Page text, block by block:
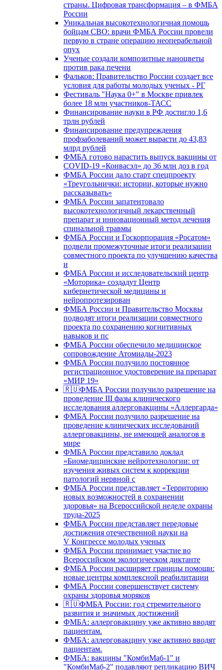
страны. Цифровая трансформация – в ФМБА
России
Уникальная высокотехнологичная помощь
бойцам СВО: врачи ФМБА России провели
первую в стране операцию неоперабельной
опух
Ученые создали композитные наноцветы
против рака печени
Фальков: Правительство России создает все
условия для работы молодых ученых - РГ
Фестиваль "Наука 0+" в Москве привлек
более 18 млн участников-ТАСС
Финансирование науки в РФ достигло 1,6
трлн рублей
Финансирование предупреждения
профзаболеваний может вырасти до 43,83
млрд рублей
ФМБА готово нарастить выпуск вакцины от
COVID-19 «Конвасэл» до 36 млн доз в год
ФМБА России дало старт спецпроекту
«Треугольнички: истории, которые нужно
рассказывать»
ФМБА России запатентовало
высокотехнологичный лекарственный
препарат и инновационный метод лечения
спинальной травмы
ФМБА России и Госкорпорация «Росатом»
подвели промежуточные итоги реализации
совместного проекта по улучшению качества
и
ФМБА России и исследовательский центр
«Моторика» создадут Центр
кибернетической медицины и
нейропротезирован
ФМБА России и Правительство Москвы
подводят итоги реализации совместного
проекта по сохранению когнитивных
навыков и пс
ФМБА России обеспечило медицинское
сопровождение Атомиады-2023
ФМБА России получило постоянное
регистрационное удостоверение на препарат
«МИР 19»
🇷🇺ФМБА России получило разрешение на
проведение III фазы клинического
исследования аллерговакцины «Аллергарда»
ФМБА России получило разрешение на
проведение клинических исследований
аллерговакцины, не имеющей аналогов в
мире
ФМБА России представило доклад
«Биомедицинские нейротехнологии: от
изучения живых систем к коррекции
патологий нервной с
ФМБА России представляет «Территорию
новых возможностей в сохранении
здоровья» на Всероссийской неделе охраны
труда-2025
ФМБА России представляет передовые
достижения отечественной науки на
V Конгрессе молодых ученых
ФМБА России принимает участие во
Всероссийском экологическом диктанте
ФМБА России расширяет границы помощи:
новые центры комплексной реабилитации
ФМБА России совершенствует систему
охраны здоровья моряков
🇷🇺ФМБА России: год стремительного
развития и значимых достижений
ФМБА: аллерговакцину уже активно вводят
пациентам.
ФМБА: аллерговакцину уже активно вводят
пациентам.
ФМБА: вакцины "КомбиМаб-1" и
"КомбиМаб-2" подавляют репликацию ВИЧ